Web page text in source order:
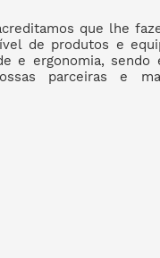
que lhe
de produtos e
e ergonomia, sendo
parceiras e